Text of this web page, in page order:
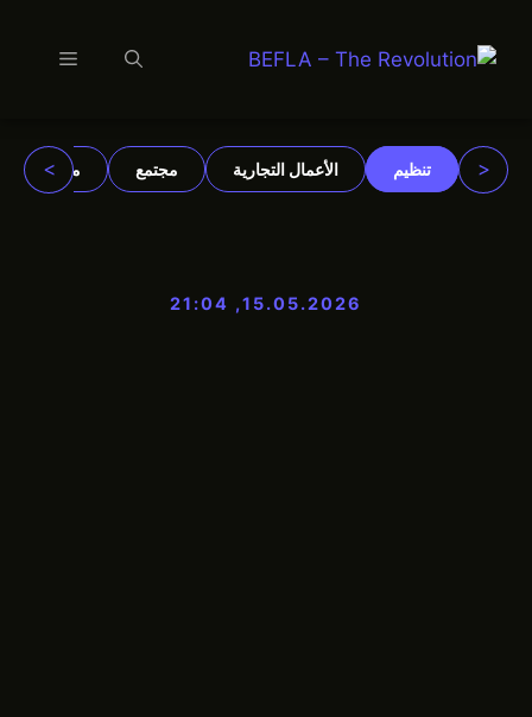
المحتوى
القائمة
< تنظيم الأعمال التجارية مجتمع مؤسسات
>
15.05.2026, 21:04